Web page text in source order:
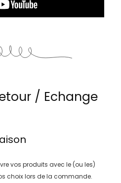
/ Echange
vos produits avec le (ou les)
choix lors de la commande.